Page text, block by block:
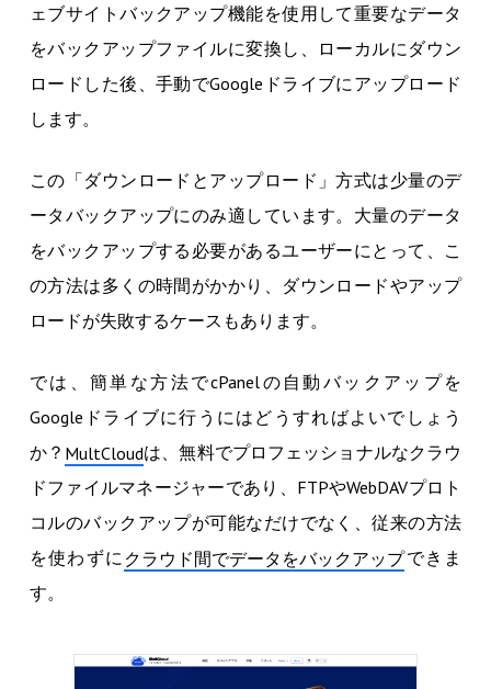
ェブサイトバックアップ機能を使用して重要なデータ
をバックアップファイルに変換し、ローカルにダウン
ロードした後、手動でGoogleドライブにアップロード
します。
この「ダウンロードとアップロード」方式は少量のデ
ータバックアップにのみ適しています。大量のデータ
をバックアップする必要があるユーザーにとって、こ
の方法は多くの時間がかかり、ダウンロードやアップ
ロードが失敗するケースもあります。
では、簡単な方法でcPanelの自動バックアップを
Googleドライブに行うにはどうすればよいでしょう
か？ MultCloudは、無料でプロフェッショナルなクラウ
ドファイルマネージャーであり、FTPやWebDAVプロト
コルのバックアップが可能なだけでなく、従来の方法
を使わずに クラウド間でデータをバックアップできま
す。